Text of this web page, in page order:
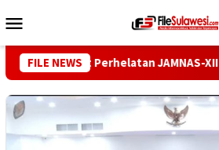
ke
Mobile
FILE NEWS
Palu Ikut Perhelatan JAMNAS-XII pada